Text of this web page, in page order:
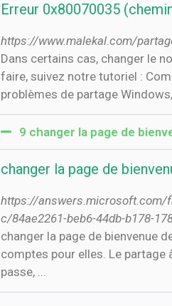
Erreur 0x80070035
https://www.malekal.com/
Dans certains cas, changer le
faire, suivez notre tutoriel :
problèmes de partage
9 changer la page de
changer la page de
https://answers.microsoft.com/
c/84ae2261-beb6-44db-b178-
changer la page de bienvenue
comptes pour elles. Le partage
passe, ...